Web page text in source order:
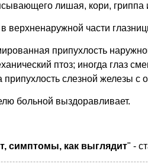
лишая, кори, гриппа
части
припухлость
птоз; иногда глаз
слезной железы
больной выздоравливает.
симптомы, как выглядит" -